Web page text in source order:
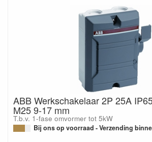
ABB Werkschakelaar 2P 25A
M25 9-17 mm
T.b.v. 1-fase omvormer tot 5kW
Bij ons op voorraad - Verzending